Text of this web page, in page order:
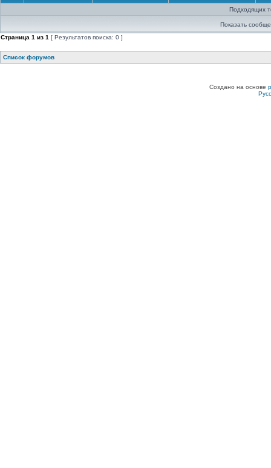
Подходящих
Показать
Страница 1 из 1 [ Результатов поиска: 0 ]
Список форумов
Создано на основе